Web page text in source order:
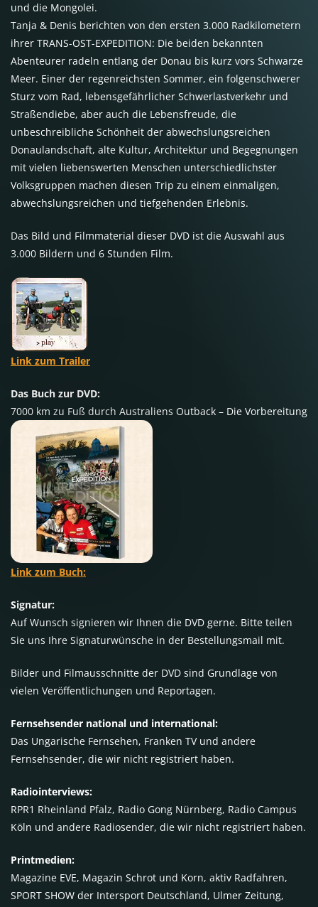
und die Mongolei.
Tanja & Denis berichten von den ersten 3.000 Radkilometern
ihrer TRANS-OST-EXPEDITION: Die beiden bekannten
Abenteurer radeln entlang der Donau bis kurz vors Schwarze
Meer. Einer der regenreichsten Sommer, ein folgenschwerer
Sturz vom Rad, lebensgefährlicher Schwerlastverkehr und
Straßendiebe, aber auch die Lebensfreude, die
unbeschreibliche Schönheit der abwechslungsreichen
Donaulandschaft, alte Kultur, Architektur und Begegnungen
mit vielen liebenswerten Menschen unterschiedlichster
Volksgruppen machen diesen Trip zu einem einmaligen,
abwechslungsreichen und tiefgehenden Erlebnis.
Das Bild und Filmmaterial dieser DVD ist die Auswahl aus
3.000 Bildern und 6 Stunden Film.
Link zum Trailer
Das Buch zur DVD:
7000 km zu Fuß durch Australiens Outback – Die Vorbereitung
Link zum Buch:
Signatur:
Auf Wunsch signieren wir Ihnen die DVD gerne. Bitte teilen
Sie uns Ihre Signaturwünsche in der Bestellungsmail mit.
Bilder und Filmausschnitte der DVD sind Grundlage von
vielen Veröffentlichungen und Reportagen.
Fernsehsender national und international:
Das Ungarische Fernsehen, Franken TV und andere
Fernsehsender, die wir nicht registriert haben.
Radiointerviews:
RPR1 Rheinland Pfalz, Radio Gong Nürnberg, Radio Campus
Köln und andere Radiosender, die wir nicht registriert haben.
Printmedien:
Magazine EVE, Magazin Schrot und Korn, aktiv Radfahren,
SPORT SHOW der Intersport Deutschland, Ulmer Zeitung,